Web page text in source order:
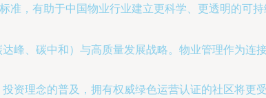
准，有助于中国物业行业建立更科学、更透明的可
达峰、碳中和）与高质量发展战略。物业管理作为连
资理念的普及，拥有权威绿色运营认证的社区将更